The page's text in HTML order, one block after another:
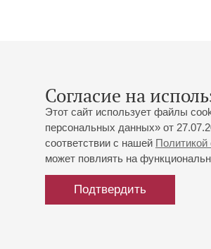
Согласие на
Этот сайт использует файлы
персональных данных» от
соответствии с нашей
может повлиять на
Подтвердить